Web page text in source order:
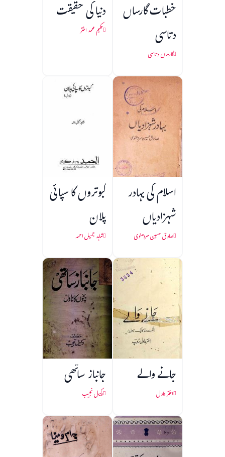
خطبات گارساں
دتاسی
گارساں دتاسی
دنیا کی حقیقت
حکیم محمد اختر
اسلام کی بہادر
شہزادیاں
صادق حسین سردھنوی
کبوتروں کا سپائی
پلان
شاہد جمیل احمد
جانے والے
اختر عادل
جانباز ساتھی
وکیل نجیب